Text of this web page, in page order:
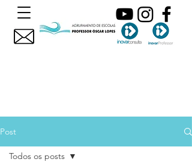
Post
Todos os posts